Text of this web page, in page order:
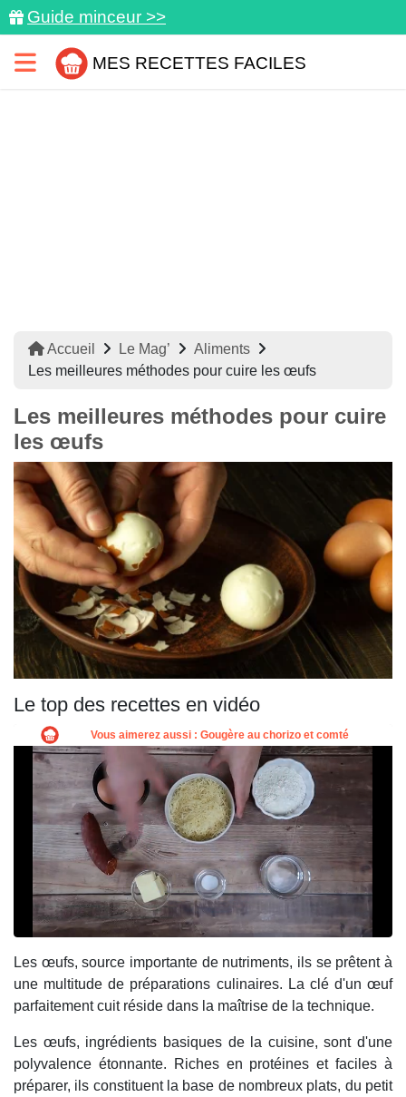
Guide minceur >>
MES RECETTES FACILES
Accueil Le Mag’
Aliments
Les meilleures méthodes pour cuire les œufs
Les meilleures méthodes pour cuire
les œufs
Le top des recettes en vidéo
Les œufs, source importante de nutriments, ils se prêtent à
une multitude de préparations culinaires. La clé d'un œuf
parfaitement cuit réside dans la maîtrise de la technique.
Les œufs, ingrédients basiques de la cuisine, sont d'une
polyvalence étonnante. Riches en protéines et faciles à
préparer, ils constituent la base de nombreux plats, du petit